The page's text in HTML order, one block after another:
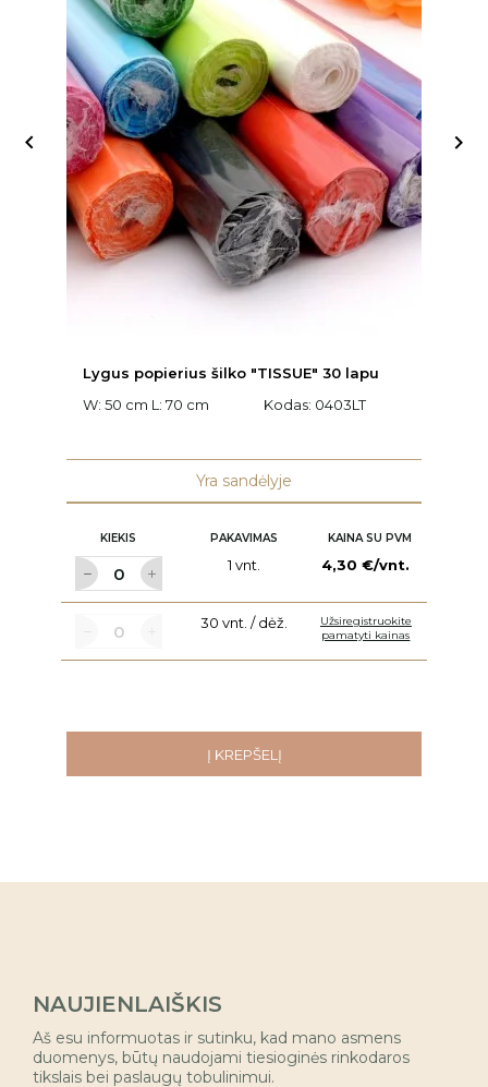
Lygus popierius šilko "TISSUE" 30 lapu
W: 50 cm L: 70 cm
Kodas: 0403LT
Yra sandėlyje
KIEKIS PAKAVIMAS KAINA SU PVM
1 vnt. 4,30 €/vnt.
30 vnt. / dėž.
Užsiregistruokite
pamatyti kainas
Į KREPŠELĮ
 
NAUJIENLAIŠKIS
Aš esu informuotas ir sutinku, kad mano asmens
duomenys, būtų naudojami tiesioginės rinkodaros
tikslais bei paslaugų tobulinimui.